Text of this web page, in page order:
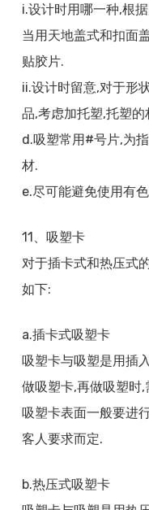
i.设计时用哪一种,根
当用天地盖式和扣面
贴胶片.
ii.设计时留意,对于形
品,考虑加托塑,托塑
d.吸塑常用#号片,为
材.
e.尽可能避免使用有
11、吸塑卡
对于插卡式和热压式
如下:
a.插卡式吸塑卡
吸塑卡与吸塑是用插
做吸塑卡,再做吸塑时
吸塑卡表面一般要进
客人要求而定.
b.热压式吸塑卡